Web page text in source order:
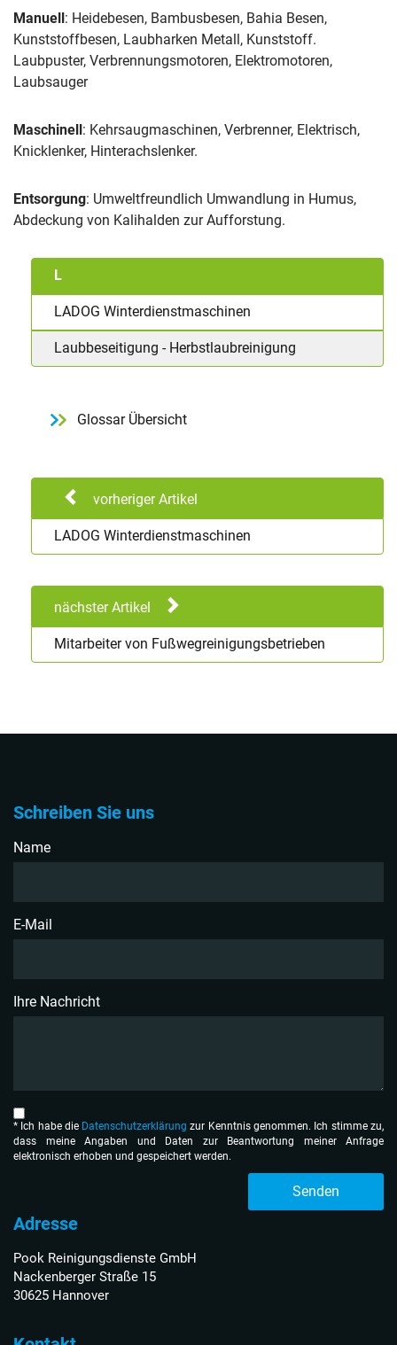
Manuell : Heidebesen, Bambusbesen, Bahia Besen,
Kunststoffbesen, Laubharken Metall, Kunststoff.
Laubpuster, Verbrennungsmotoren, Elektromotoren,
Laubsauger
Maschinell : Kehrsaugmaschinen, Verbrenner, Elektrisch,
Knicklenker, Hinterachslenker.
Entsorgung: Umweltfreundlich Umwandlung in Humus,
Abdeckung von Kalihalden zur Aufforstung.
L
LADOG Winterdienstmaschinen
Laubbeseitigung - Herbstlaubreinigung
Glossar Übersicht
vorheriger Artikel
LADOG Winterdienstmaschinen
nächster Artikel
Mitarbeiter von Fußwegreinigungsbetrieben
Schreiben Sie uns
Name
E-Mail
Ihre Nachricht
* Ich habe die Datenschutzerklärung zur Kenntnis genom­men. Ich stimme zu,
dass meine Angaben und Daten zur Beantwortung meiner Anfrage
elektronisch erhoben und gespeichert werden.
Senden
Adresse
Pook Reinigungsdienste GmbH
Nackenberger Straße 15
30625 Hannover